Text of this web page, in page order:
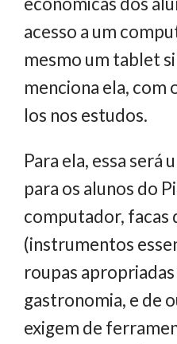
acesso a um
mesmo um tablet
menciona ela, com
los nos estudos.
Para ela, essa será
para os alunos do
computador, facas
(instrumentos
roupas apropriadas
gastronomia, e de
exigem de